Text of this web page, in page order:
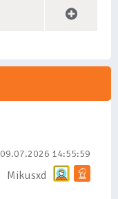
09.07.2026 14:55:59
Mikusxd